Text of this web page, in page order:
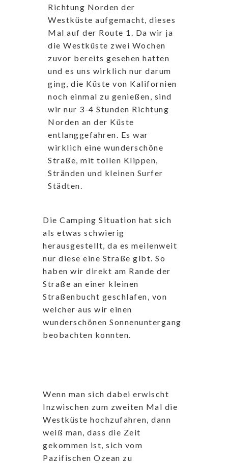
Richtung Norden der
Westküste aufgemacht, dieses
Mal auf der Route 1. Da wir ja
die Westküste zwei Wochen
zuvor bereits gesehen hatten
und es uns wirklich nur darum
ging, die Küste von Kalifornien
noch einmal zu genießen, sind
wir nur 3-4 Stunden Richtung
Norden an der Küste
entlanggefahren. Es war
wirklich eine wunderschöne
Straße, mit tollen Klippen,
Stränden und kleinen Surfer
Städten.
Die Camping Situation hat sich
als etwas schwierig
herausgestellt, da es meilenweit
nur diese eine Straße gibt. So
haben wir direkt am Rande der
Straße an einer kleinen
Straßenbucht geschlafen, von
welcher aus wir einen
wunderschönen Sonnenuntergang
beobachten konnten.
Wenn man sich dabei erwischt
Inzwischen zum zweiten Mal die
Westküste hochzufahren, dann
weiß man, dass die Zeit
gekommen ist, sich vom
Pazifischen Ozean zu